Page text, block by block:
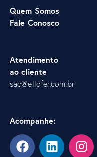
Quem Somos
Fale Conosco
Atendimento
ao cliente
sac@ellofer.com.br
Acompanhe: